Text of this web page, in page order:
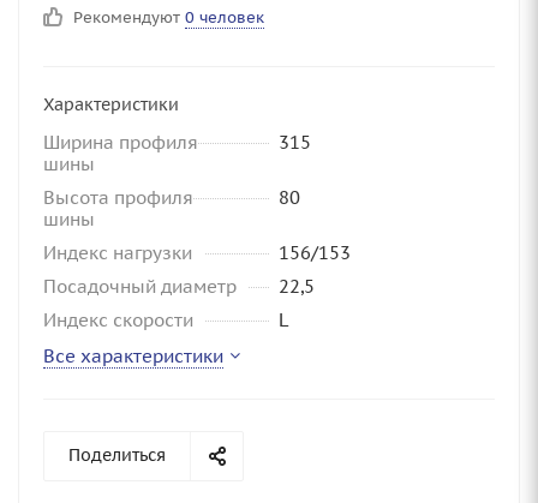
Рекомендуют 0 человек
Характеристики
Ширина профиля
шины
315
Высота профиля
шины
80
Индекс нагрузки
156/153
Посадочный диаметр
22,5
Индекс скорости
L
Все характеристики
Поделиться